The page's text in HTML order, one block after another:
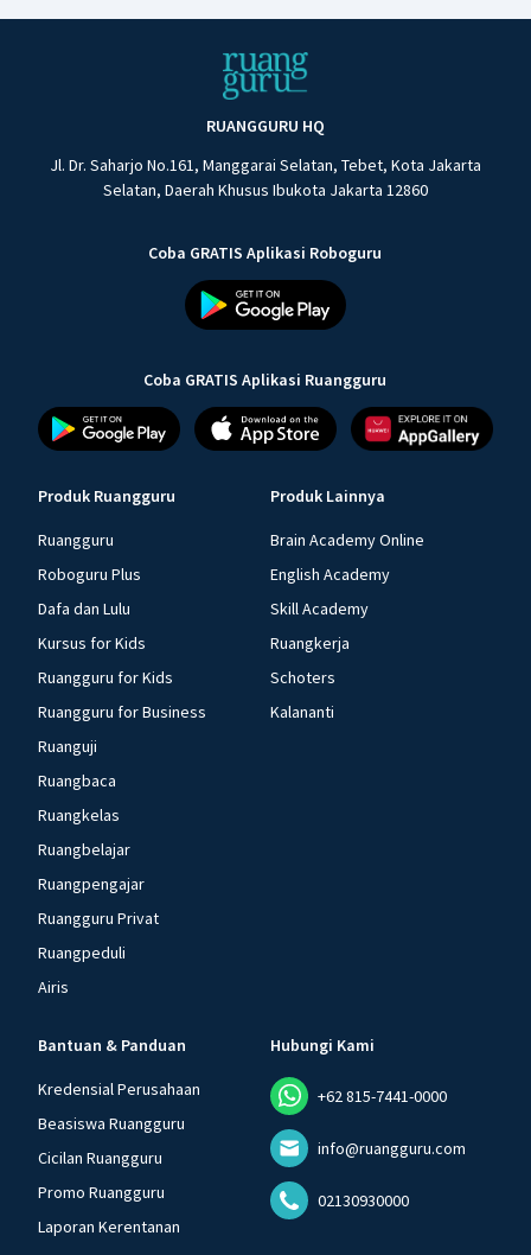
RUANGGURU HQ
Jl. Dr. Saharjo No.161, Manggarai Selatan, Tebet, Kota Jakarta
Selatan, Daerah Khusus Ibukota Jakarta 12860
Coba GRATIS Aplikasi Roboguru
Coba GRATIS Aplikasi Ruangguru
Produk Ruangguru
Ruangguru
Roboguru Plus
Dafa dan Lulu
Kursus for Kids
Ruangguru for Kids
Ruangguru for Business
Ruanguji
Ruangbaca
Ruangkelas
Ruangbelajar
Ruangpengajar
Ruangguru Privat
Ruangpeduli
Airis
Produk Lainnya
Brain Academy Online
English Academy
Skill Academy
Ruangkerja
Schoters
Kalananti
Bantuan & Panduan
Kredensial Perusahaan
Beasiswa Ruangguru
Cicilan Ruangguru
Promo Ruangguru
Laporan Kerentanan
Hubungi Kami
+62 815-7441-0000
info@ruangguru.com
02130930000